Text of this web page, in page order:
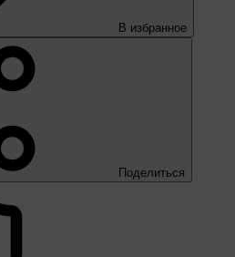
В избранное
Поделиться